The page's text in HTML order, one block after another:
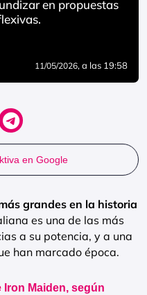
en propuestas
11/05/2026, a las 19:58
en Google
grandes en la historia
es una de las más
a su potencia, y a una
han marcado época.
Iron Maiden, según